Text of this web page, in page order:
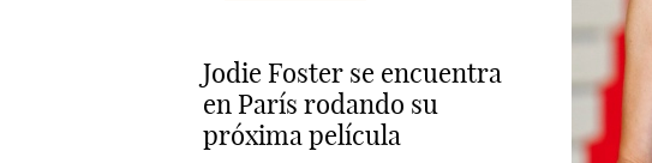
Jodie Foster se encuentra
en París rodando su
próxima película